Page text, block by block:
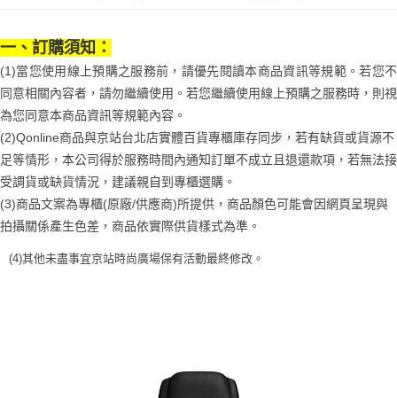
3.完整用戶服務條款，請詳閱以下連結：
客戶支援中心」https://netprotections.freshdesk.com/support/home
【注意事項】
１．透過由恩沛科技股份有限公司提供之「AFTEE先享後付」服務完成之交
權轉讓予恩沛科技股份有限公司。
２．關於個人資料處理事宜，請瀏覽以下網址：
https://aftee.tw/terms/#terms3
３．未成年的使用者請事先徵得法定代理人或監護人之同意方可使用
「AFTEE先享後付」，若未經同意申辦者引起之損失，本公司不負相關責
任。
時審查核予不同之上限額度；若仍有額度不足之情形，本公司將視審查結果
５．嚴禁一人註冊多個帳號或使用他人資訊註冊。若發現惡意使用之情形，
免運費
一、訂購須知：
(1)當您使用線上預購之服務前，請優先閱讀本商品資訊等規範。若您不
同意相關內容者，請勿繼續使用。若您繼續使用線上預購之服務時，則視
為您同意本商品資訊等規範內容。
(2)Qonline商品與京站台北店實體百貨專櫃庫存同步，若有缺貨或貨源不
足等情形，本公司得於服務時間內通知訂單不成立且退還款項，若無法接
受調貨或缺貨情況，建議親自到專櫃選購。
(3)商品文案為專櫃(原廠/供應商)所提供，商品顏色可能會因網頁呈現與
拍攝關係產生色差，商品依實際供貨樣式為準。
(4)其他未盡事宜京站時尚廣場保有活動最終修改。